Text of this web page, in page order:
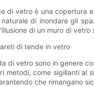
di vetro è una copertura
di inondare gli
di un muro di
di tende in vetro
di vetro sono in genere
metodi, come sigillanti al
che rimangano